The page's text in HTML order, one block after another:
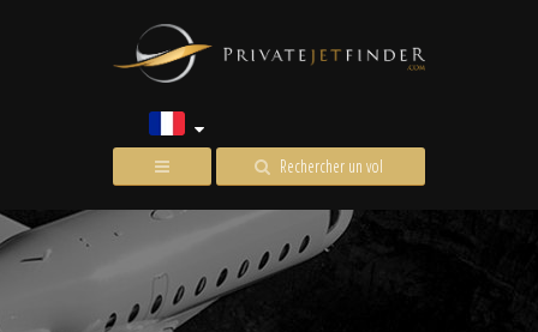
Rechercher un vol